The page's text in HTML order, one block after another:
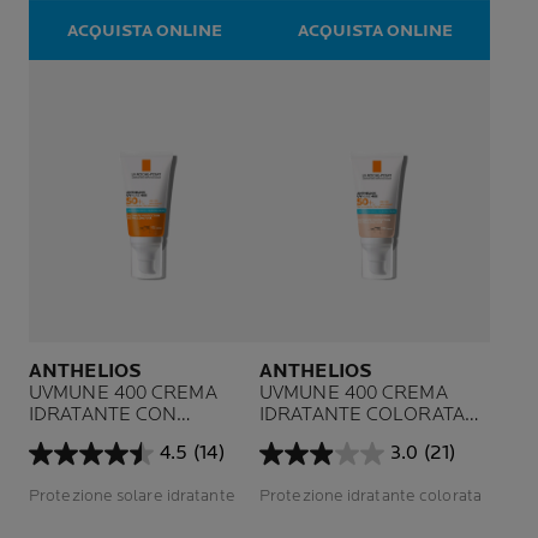
recensioni
ACQUISTA ONLINE
recensioni
ACQUISTA ONLINE
ANTHELIOS
UVMUNE 400 CREMA
IDRATANTE CON
PROFUMO SPF 50+
4.5 (14)
4.5
su
Protezione solare idratante
ANTHELIOS
UVMUNE 400 CREMA
IDRATANTE COLORATA
CON PROFUMO SPF50+
3.0 (21)
3.0
su
Protezione idratante colorata